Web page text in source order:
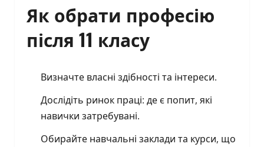
Як обрати професію
після 11 класу
Визначте власні здібності та інтереси.
Дослідіть ринок праці: де є попит, які
навички затребувані.
Обирайте навчальні заклади та курси, що